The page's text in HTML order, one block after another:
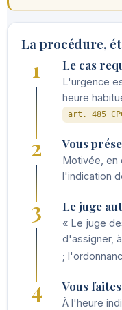
La procédure,
1 Le cas
L'urgence
heure
art. 485
2 Vous
Motivée, en
l'indication
3 Le juge
« Le juge
d'assigner,
;
4 Vous
À l'heure